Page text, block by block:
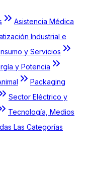
Asistencia Médica
Industrial e
y Servicios
y Potencia
Packaging
Sector Eléctrico y
Tecnología, Medios
Las Categorías